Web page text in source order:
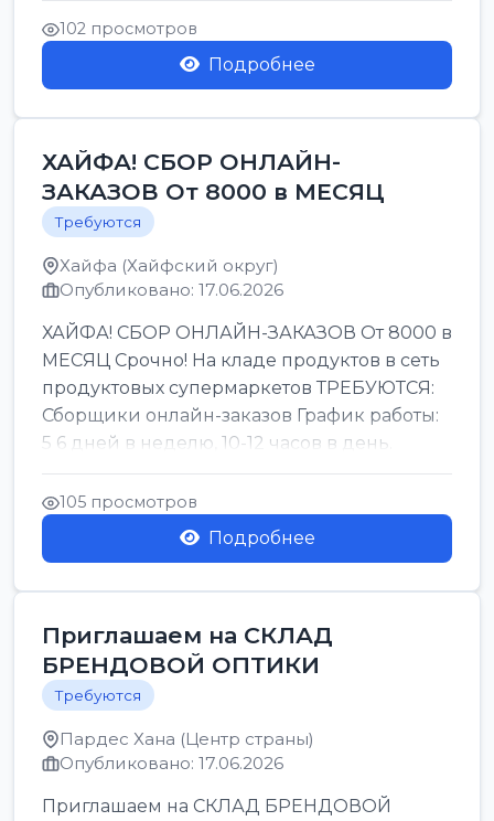
102 просмотров
Подробнее
ХАЙФА! СБОР ОНЛАЙН-
ЗАКАЗОВ От 8000 в МЕСЯЦ
Требуются
Хайфа (Хайфский округ)
Опубликовано: 17.06.2026
ХАЙФА! СБОР ОНЛАЙН-ЗАКАЗОВ От 8000 в
МЕСЯЦ Срочно! На кладе продуктов в сеть
продуктовых супермаркетов ТРЕБУЮТСЯ:
Сборщики онлайн-заказов График работы:
5 6 дней в неделю, 10-12 часов в день.
Колле ОП...
105 просмотров
Подробнее
Приглашаем на СКЛАД
БРЕНДОВОЙ ОПТИКИ
Требуются
Пардес Хана (Центр страны)
Опубликовано: 17.06.2026
Приглашаем на СКЛАД БРЕНДОВОЙ